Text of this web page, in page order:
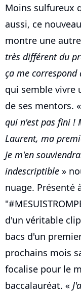
Moins sulfureux
aussi, ce
montre une
très différent du
ça me correspond
qui semble vivre
de ses mentors. «
qui n'est pas fini !
Laurent, ma
Je m'en
indescriptible »
nuage. Présenté
d'un véritable
bacs d'un
prochains mois
focalise pour le
baccalauréat. «